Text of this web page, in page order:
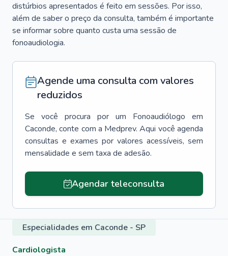
distúrbios apresentados é feito em sessões. Por isso,
além de saber o preço da consulta, também é importante
se informar sobre quanto custa uma sessão de
fonoaudiologia.
Agende uma consulta com valores
reduzidos
Se você procura por um Fonoaudiólogo
em
Caconde, conte com a Medprev. Aqui você agenda
consultas e exames por valores acessíveis, sem
mensalidade e sem taxa de adesão.
Agendar teleconsulta
Especialidades em Caconde - SP
Cardiologista